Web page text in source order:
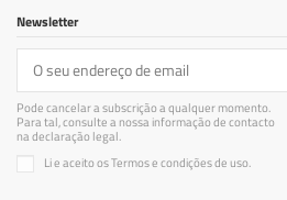
Newsletter
Pode cancelar a subscrição a qualquer momento.
Para tal, consulte a nossa informação de contacto
na declaração legal.
Li e aceito os Termos e condições de uso.